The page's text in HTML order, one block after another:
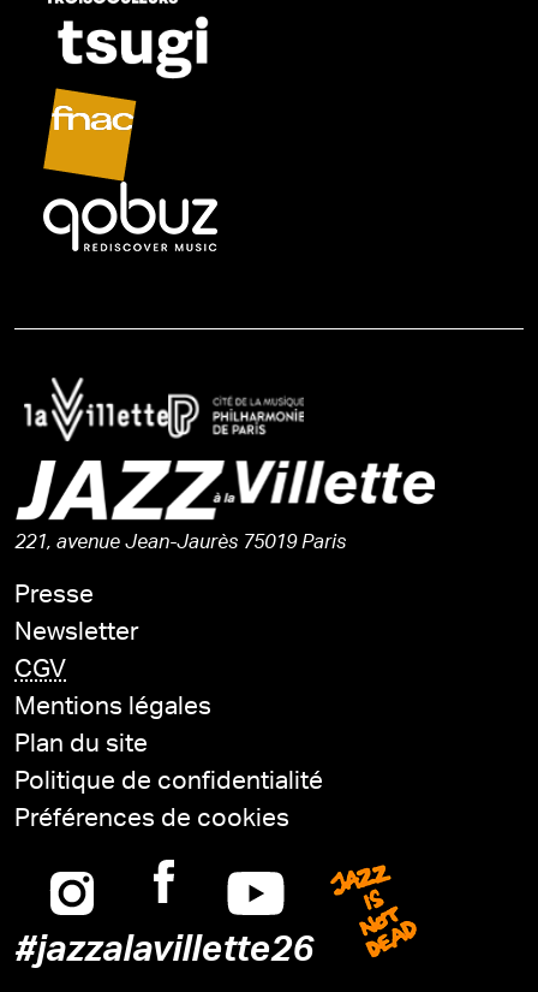
221, avenue Jean-Jaurès 75019 Paris
Presse
Newsletter
CGV
Mentions légales
Plan du site
Politique de confidentialité
Préférences de cookies
Instagram
FacebookYoutube
#jazzalavillette26
Jazz is